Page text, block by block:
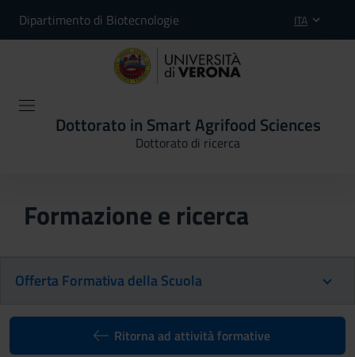
Dipartimento di Biotecnologie ITA
Dottorato in Smart Agrifood Sciences
Dottorato di ricerca
Formazione e ricerca
Offerta Formativa della Scuola
Ritorna ad attività formative